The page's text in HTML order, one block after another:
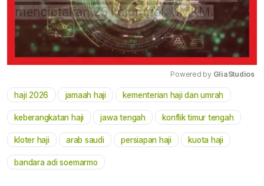
Mute
Powered by GliaStudios
haji 2026 jamaah haji kementerian haji dan umrah
keberangkatan haji jawa tengah konflik timur tengah
kloter haji arab saudi persiapan haji kuota haji
bandara adi soemarmo